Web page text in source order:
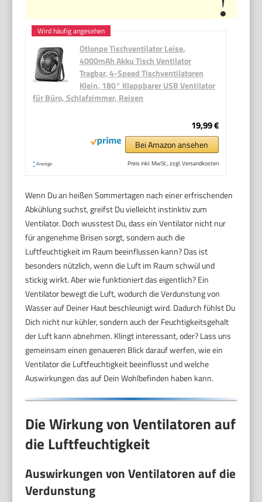
Otlonpe Tischventilator Leise,
4000mAh Akku Tisch Ventilator
Tragbar, 4-Speed Tischventilatoren
Klein, 180° Klappbarer USB Ventilator
für Büro, Schlafzimmer, Reisen
19,99 €
Bei Amazon ansehen
*Anzeige Preis inkl. MwSt., zzgl. Versandkosten
Wenn Du an heißen Sommertagen nach einer erfrischenden
Abkühlung suchst, greifst Du vielleicht instinktiv zum
Ventilator. Doch wusstest Du, dass ein Ventilator nicht nur
für angenehme Brisen sorgt, sondern auch die
Luftfeuchtigkeit im Raum beeinflussen kann? Das ist
besonders nützlich, wenn die Luft im Raum schwül und
stickig wirkt. Aber wie funktioniert das eigentlich? Ein
Ventilator bewegt die Luft, wodurch die Verdunstung von
Wasser auf Deiner Haut beschleunigt wird. Dadurch fühlst Du
Dich nicht nur kühler, sondern auch der Feuchtigkeitsgehalt
der Luft kann abnehmen. Klingt interessant, oder? Lass uns
gemeinsam einen genaueren Blick darauf werfen, wie ein
Ventilator die Luftfeuchtigkeit beeinflusst und welche
Auswirkungen das auf Dein Wohlbefinden haben kann.
Die Wirkung von Ventilatoren auf
die Luftfeuchtigkeit
Auswirkungen von Ventilatoren auf die
Verdunstung